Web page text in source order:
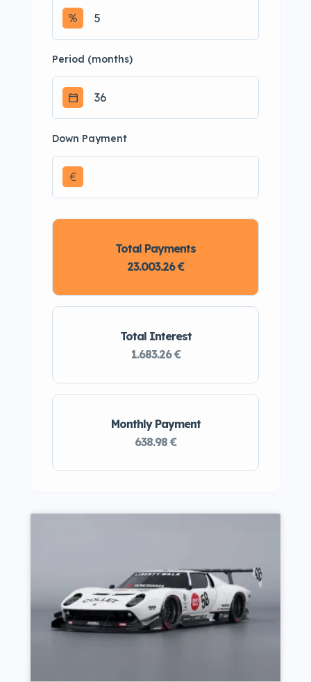
Period (months)
Down Payment
€
Monthly Payment
638.98 €
Total Interest
1.683.26 €
Total Payments
23.003.26 €